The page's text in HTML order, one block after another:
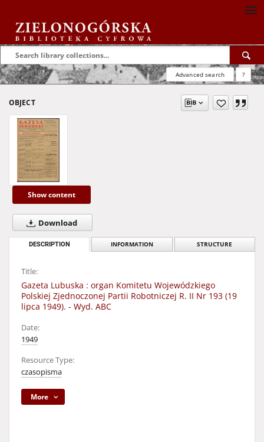
Advanced search ?
OBJECT
Show content
Download
DESCRIPTION INFORMATION STRUCTURE
Title:
Gazeta Lubuska : organ Komitetu Wojewódzkiego
Polskiej Zjednoczonej Partii Robotniczej R. II Nr 193 (19
lipca 1949). - Wyd. ABC
Date:
1949
Resource Type:
czasopisma
More